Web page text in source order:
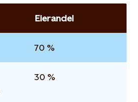
Eierandel
70 %
30 %